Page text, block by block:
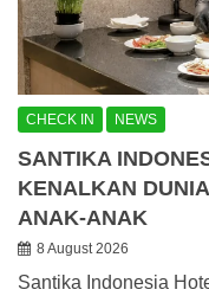
CHECK IN NEWS
SANTIKA
KENALKAN
ANAK-ANAK
8 August 2026
Santika Indonesia